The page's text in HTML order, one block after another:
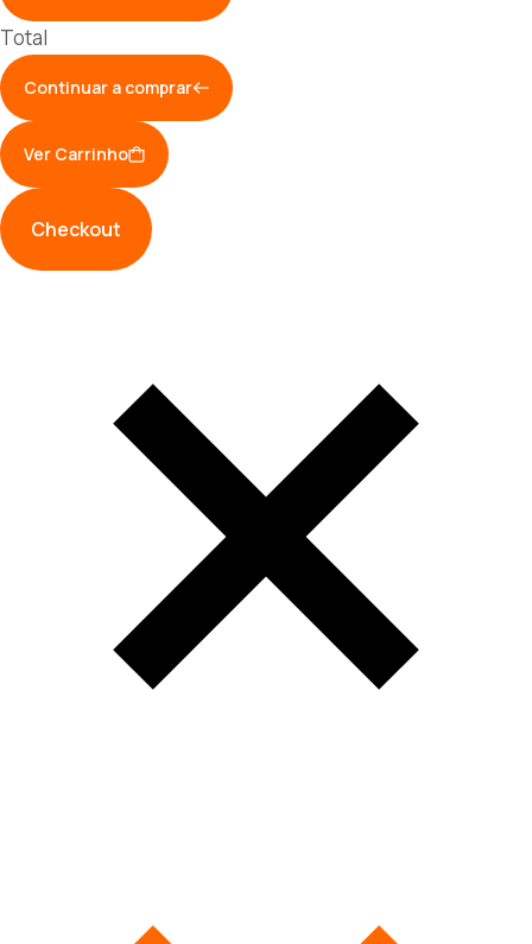
Total
Continuar a comprar
Ver Carrinho
Checkout